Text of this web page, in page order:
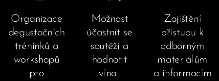
Organizace
degustačních
tréninků a
workshopů
pro
Možnost
účastnit se
soutěží a
hodnotit
vína
Zajištění
přístupu k
odborným
materiálům
a informacím